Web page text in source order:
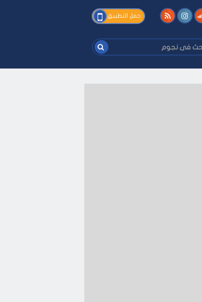
حمل التطبيق
فى